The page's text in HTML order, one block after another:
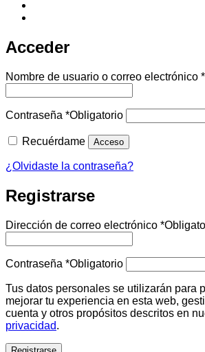
Acceder
Nombre de usuario o correo electrónico *
Contraseña *Obligatorio
Recuérdame Acceso
¿Olvidaste la contraseña?
Registrarse
Dirección de correo electrónico *
Contraseña *Obligatorio
Tus datos personales se utilizarán para
mejorar tu experiencia en esta web,
cuenta y otros propósitos descritos en
privacidad.